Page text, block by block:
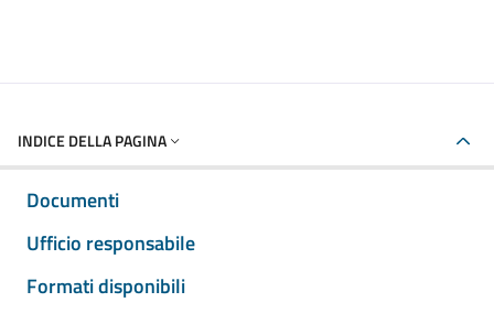
INDICE DELLA PAGINA
Documenti
Ufficio responsabile
Formati disponibili